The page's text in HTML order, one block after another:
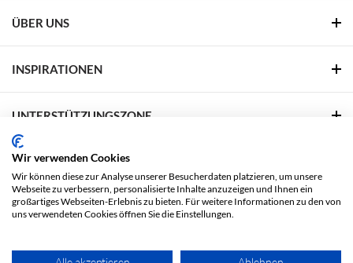
ÜBER UNS
INSPIRATIONEN
UNTERSTÜTZUNGSZONE
FacebookLinkedinYouTubePinterest
Rechtliche Fragen Datenschutzbestimmungen
Wir verwenden Cookies
Wir können diese zur Analyse unserer Besucherdaten platzieren, um unsere
Webseite zu verbessern, personalisierte Inhalte anzuzeigen und Ihnen ein
großartiges Webseiten-Erlebnis zu bieten. Für weitere Informationen zu den von
uns verwendeten Cookies öffnen Sie die Einstellungen.